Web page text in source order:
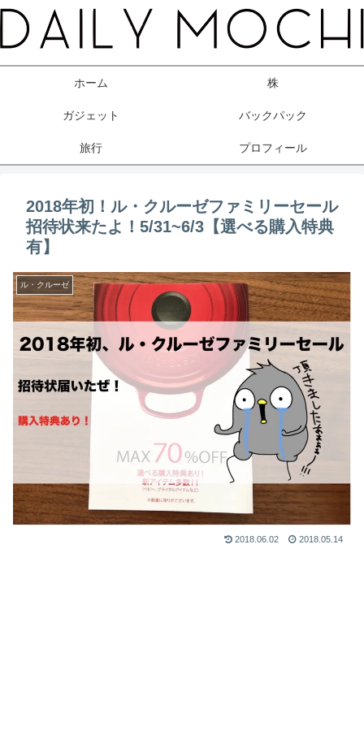
ホーム 株
ガジェット バックパック
旅行 プロフィール
2018年初！ル・クルーゼファミリーセール
招待状来たよ！5/31~6/3【選べる購入特典
有】
ル・クルーゼ
2018.06.02 2018.05.14